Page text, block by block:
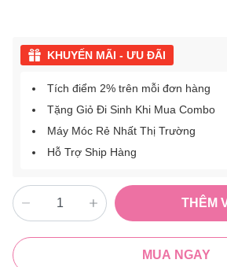
KHUYẾN MÃI - ƯU ĐÃI
Tích điểm 2% trên mỗi đơn hàng
Tặng Giỏ Đi Sinh Khi Mua Combo
Máy Móc Rẻ Nhất Thị Trường
Hỗ Trợ Ship Hàng
THÊM
MUA NGAY